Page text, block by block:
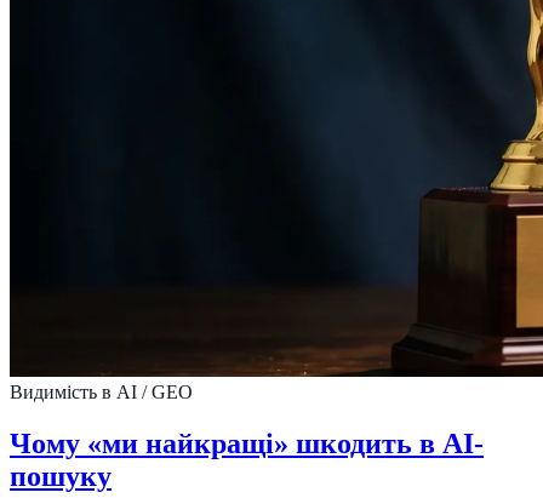
Видимість в AI / GEO
Чому «ми найкращі» шкодить в AI-
пошуку